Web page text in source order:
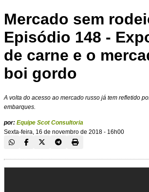
Mercado sem
Episódio 148 -
de carne e o
boi gordo
A volta do acesso ao mercado russo já tem refletido
embarques.
por: Equipe Scot Consultoria
Sexta-feira, 16 de novembro de 2018 - 16h00